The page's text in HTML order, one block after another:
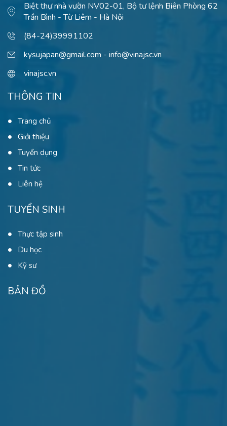
Biệt thự nhà vườn NV02-01, Bộ tư lệnh Biên Phòng 62
Trần Bình - Từ Liêm - Hà Nội
(84-24)39991102
kysujapan@gmail.com - info@vinajsc.vn
vinajsc.vn
THÔNG TIN
Trang chủ
Giới thiệu
Tuyển dụng
Tin tức
Liên hệ
TUYỂN SINH
Thực tập sinh
Du học
Kỹ sư
BẢN ĐỒ